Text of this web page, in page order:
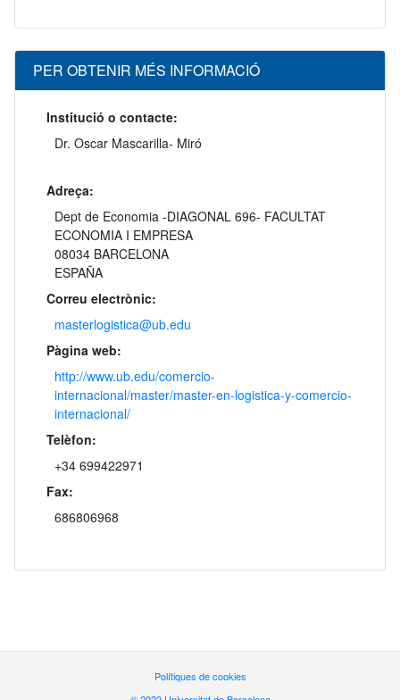
PER OBTENIR MÉS INFORMACIÓ
Institució o contacte:
Dr. Oscar Mascarilla- Miró
Adreça:
Dept de Economia -DIAGONAL 696- FACULTAT
ECONOMIA I EMPRESA
08034 BARCELONA
ESPAÑA
Correu electrònic:
masterlogistica@ub.edu
Pàgina web:
http://www.ub.edu/comercio-
internacional/master/master-en-logistica-y-comercio-
internacional/
Telèfon:
+34 699422971
Fax:
686806968
Polítiques de cookies